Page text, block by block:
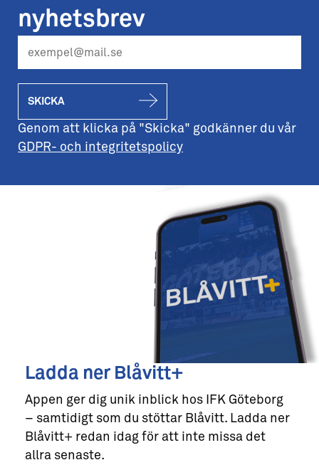
nyhetsbrev
SKICKA
Genom att klicka på "Skicka" godkänner du vår
GDPR- och integritetspolicy
Ladda ner Blåvitt+
Appen ger dig unik inblick hos IFK Göteborg
– samtidigt som du stöttar Blåvitt. Ladda ner
Blåvitt+ redan idag för att inte missa det
allra senaste.